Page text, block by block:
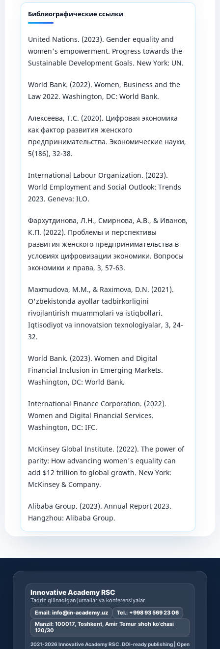
Библиографические ссылки
United Nations. (2023). Gender equality and
women's empowerment. Progress towards the
Sustainable Development Goals. New York: UN.
World Bank. (2022). Women, Business and the
Law 2022. Washington, DC: World Bank.
Алексеева, Т.С. (2020). Цифровая экономика
как фактор развития женского
предпринимательства. Экономические науки,
5(186), 32-38.
International Labour Organization. (2023).
World Employment and Social Outlook: Trends
2023. Geneva: ILO.
Фархутдинова, Л.Н., Смирнова, А.В., & Иванов,
К.П. (2022). Проблемы и перспективы
развития женского предпринимательства в
условиях цифровизации экономики. Вопросы
экономики и права, 3, 57-63.
Maxmudova, M.M., & Raximova, D.N. (2021).
O'zbekistonda ayollar tadbirkorligini
rivojlantirish muammolari va istiqbollari.
Iqtisodiyot va innovatsion texnologiyalar, 3, 24-
32.
World Bank. (2023). Women and Digital
Financial Inclusion in Emerging Markets.
Washington, DC: World Bank.
International Finance Corporation. (2022).
Women and Digital Financial Services.
Washington, DC: IFC.
McKinsey Global Institute. (2022). The power of
parity: How advancing women's equality can
add $12 trillion to global growth. New York:
McKinsey & Company.
Alibaba Group. (2023). Annual Report 2023.
Hangzhou: Alibaba Group.
Innovative Academy RSC
Taqriz qilinadigan jurnallar va konferensiyalar.
Email: info@in-academy.uz Tel.: +998 93 569 23 06
Manzil: 100017, Toshkent, Amir Temur shoh ko’chasi
120/30
2021-2026 Innovative Academy RSC. DOI-ready publishing | Open